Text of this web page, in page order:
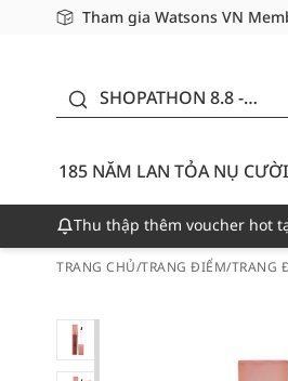
Tham gia Watsons VN
Miễn phí giao hàng cho
Giao hàng nhanh 24h - Áp
SHOPATHON 8.8 -
CƯỜI - GIẢM ĐẾN
50%
185 NĂM LAN TỎA NỤ CƯỜI
Thu thập thêm voucher hot
TRANG CHỦ/TRANG ĐIỂM/TRANG